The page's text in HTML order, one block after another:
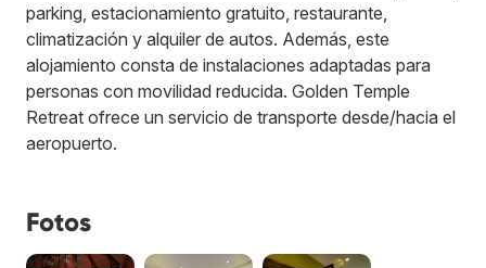
parking, estacionamiento gratuito, restaurante,
climatización y alquiler de autos. Además, este
alojamiento consta de instalaciones adaptadas para
personas con movilidad reducida. Golden Temple
Retreat ofrece un servicio de transporte desde/hacia el
aeropuerto.
Fotos